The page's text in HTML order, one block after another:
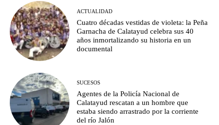
ACTUALIDAD
Cuatro décadas vestidas de violeta: la Peña
Garnacha de Calatayud celebra sus 40
años inmortalizando su historia en un
documental
SUCESOS
Agentes de la Policía Nacional de
Calatayud rescatan a un hombre que
estaba siendo arrastrado por la corriente
del río Jalón